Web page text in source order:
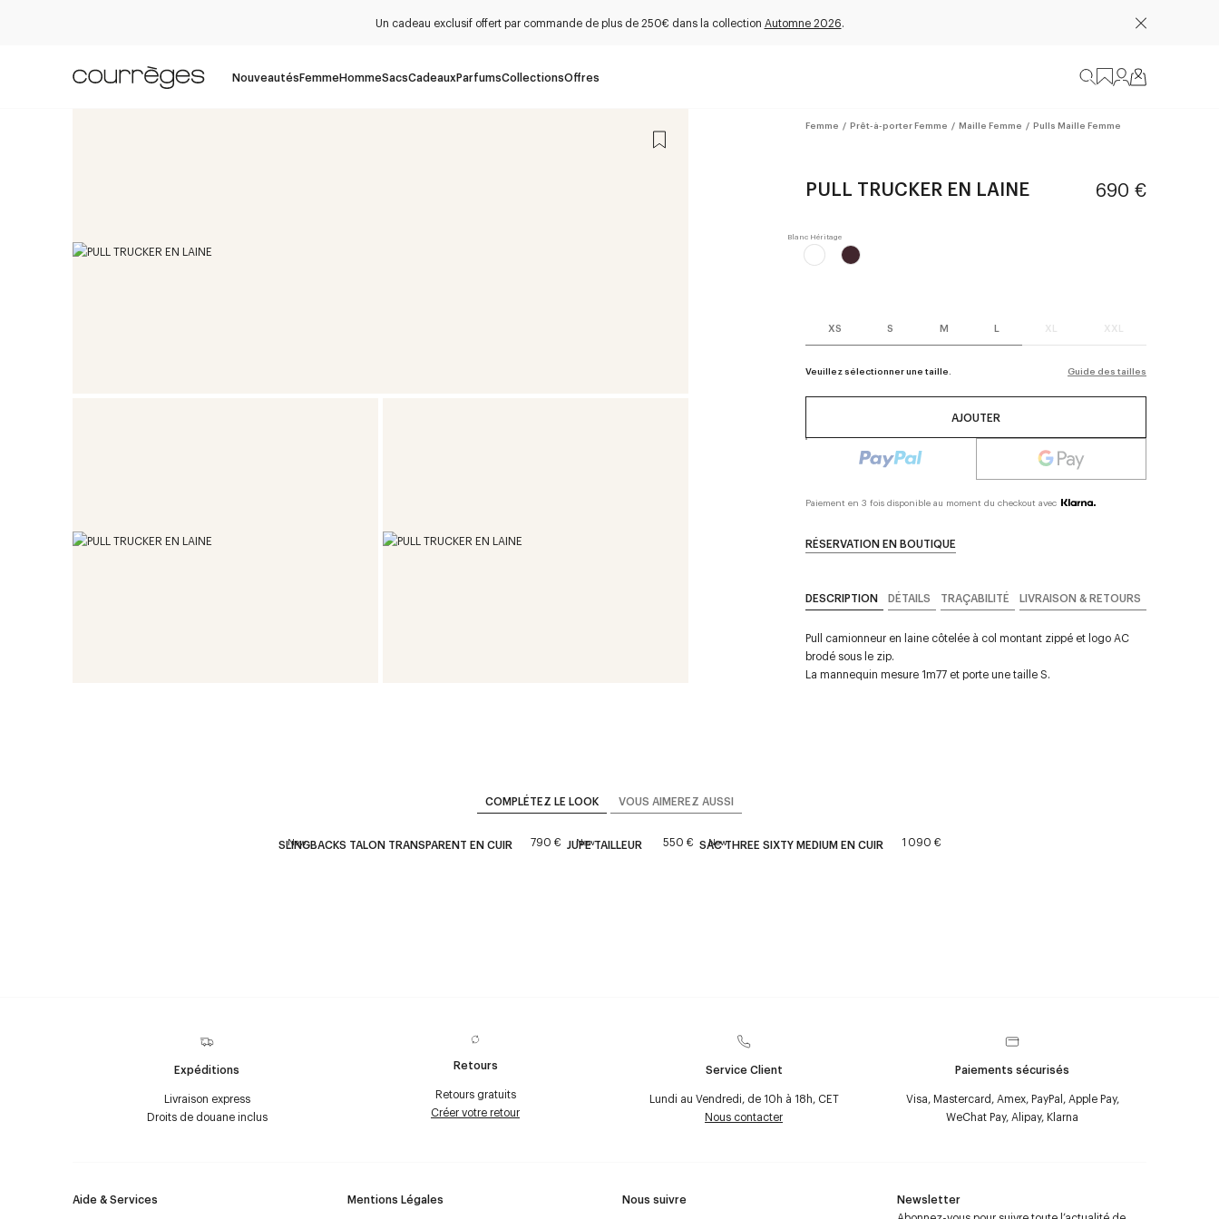
Un cadeau exclusif offert par commande de plus de 250€ dans la collection Automne 2026.
NouveautésFemmeHommeSacsCadeauxParfumsCollectionsOffres
Femme / Prêt-à-porter Femme / Maille Femme / Pulls Maille Femme
PULL TRUCKER EN LAINE 690 €
XS S M L XL XXL
Veuillez sélectionner une taille. Guide des tailles
AJOUTER
Paiement en 3 fois disponible au moment du checkout avec
RÉSERVATION EN BOUTIQUE
DESCRIPTION DÉTAILS TRAÇABILITÉ LIVRAISON & RETOURS
Pull camionneur en laine côtelée à col montant zippé et logo AC
brodé sous le zip.
La mannequin mesure 1m77 et porte une taille S.
COMPLÉTEZ LE LOOK VOUS AIMEREZ AUSSI
New
SLINGBACKS TALON TRANSPARENT EN CUIR 790 € New
JUPE TAILLEUR 550 € New
SAC THREE SIXTY MEDIUM EN CUIR 1 090 €
Expéditions
Livraison express
Droits de douane inclus
Retours
Retours gratuits
Créer votre retour
Service Client
Lundi au Vendredi, de 10h à 18h, CET
Nous contacter
Paiements sécurisés
Visa, Mastercard, Amex, PayPal, Apple Pay,
WeChat Pay, Alipay, Klarna
Aide & Services Mentions Légales Nous suivre
Newsletter